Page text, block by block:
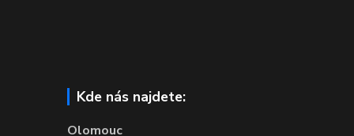
Kde nás najdete:
Olomouc